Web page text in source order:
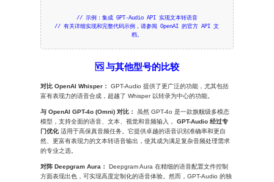
// 示例：集成 GPT-Audio API 实现文本转语音
// 有关详细实现和完整代码示例，请参阅 OpenAI 的官方 API 文
档。
🆚 与其他型号的比较
对比 OpenAI Whisper：
GPT-Audio 提供了更广泛的功能，尤其包括
富有表现力的语音合成，超越了 Whisper 以转录为中心的功能。
与 OpenAI GPT-4o (Omni) 对比：
虽然 GPT-4o 是一款旗舰级多模态
模型，支持全面的语音、文本、视觉和音频输入，GPT-Audio 经过专
门优化适用于高保真音频任务。它提供卓越的语音识别准确率和更自
然、更富有表现力的文本转语音输出，使其成为满足复杂音频处理需求
的专业之选。
对阵 Deepgram Aura：
Deepgram Aura 在精细的语音配置文件控制
方面表现出色，可实现高度定制化的语音体验。然而，GPT-Audio 的独